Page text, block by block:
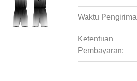
Waktu
Ketentuan
Pembayaran: